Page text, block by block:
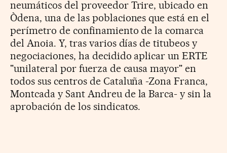
neumáticos del proveedor Trire, ubicado en
Òdena, una de las poblaciones que está en el
perímetro de confinamiento de la comarca
del Anoia. Y, tras varios días de titubeos y
negociaciones, ha decidido aplicar un ERTE
"unilateral por fuerza de causa mayor" en
todos sus centros de Cataluña -Zona Franca,
Montcada y Sant Andreu de la Barca- y sin la
aprobación de los sindicatos.